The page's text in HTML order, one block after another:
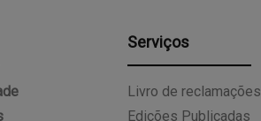
Serviços
Livro de reclamações
Edições Publicadas